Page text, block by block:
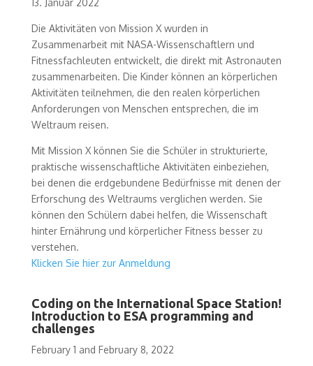
13. Januar 2022
Die Aktivitäten von Mission X wurden in
Zusammenarbeit mit NASA-Wissenschaftlern und
Fitnessfachleuten entwickelt, die direkt mit Astronauten
zusammenarbeiten. Die Kinder können an körperlichen
Aktivitäten teilnehmen, die den realen körperlichen
Anforderungen von Menschen entsprechen, die im
Weltraum reisen.
Mit Mission X können Sie die Schüler in strukturierte,
praktische wissenschaftliche Aktivitäten einbeziehen,
bei denen die erdgebundene Bedürfnisse mit denen der
Erforschung des Weltraums verglichen werden. Sie
können den Schülern dabei helfen, die Wissenschaft
hinter Ernährung und körperlicher Fitness besser zu
verstehen.
Klicken Sie hier zur Anmeldung
Coding on the International Space Station!
Introduction to ESA programming and
challenges
February 1 and February 8, 2022